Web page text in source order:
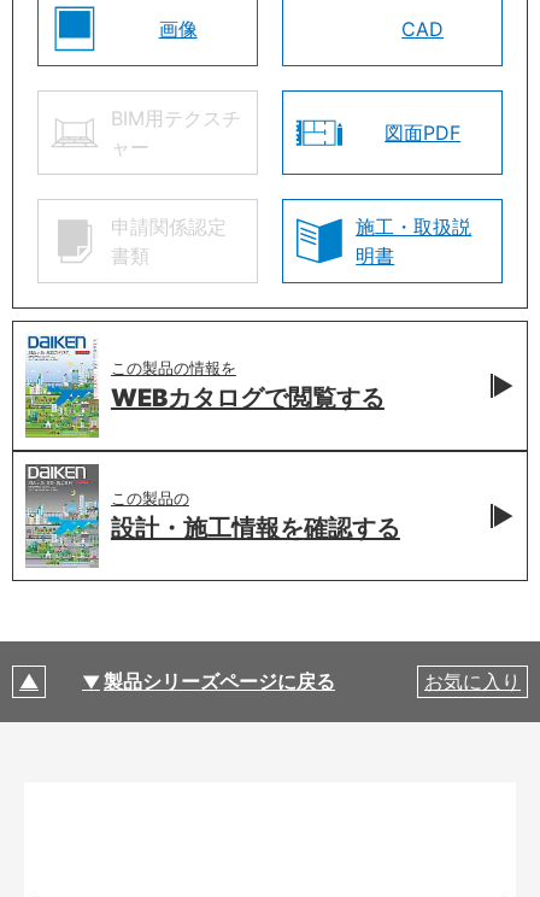
画像 CAD
BIM用テクスチ
ャー
図面PDF
申請関係認定
書類
施工・取扱説
明書
この製品の情報を
WEBカタログで閲覧する
この製品の
設計・施工情報を確認する
製品シリーズページに戻る お気に入り